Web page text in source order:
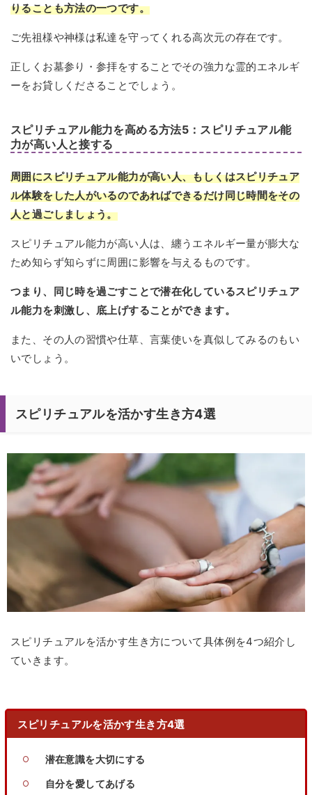
りることも方法の一つです。
ご先祖様や神様は私達を守ってくれる高次元の存在です。
正しくお墓参り・参拝をすることでその強力な霊的エネルギ
ーをお貸しくださることでしょう。
スピリチュアル能力を高める方法5：スピリチュアル能
力が高い人と接する
周囲にスピリチュアル能力が高い人、もしくはスピリチュア
ル体験をした人がいるのであればできるだけ同じ時間をその
人と過ごしましょう。
スピリチュアル能力が高い人は、纏うエネルギー量が膨大な
ため知らず知らずに周囲に影響を与えるものです。
つまり、同じ時を過ごすことで潜在化しているスピリチュア
ル能力を刺激し、底上げすることができます。
また、その人の習慣や仕草、言葉使いを真似してみるのもい
いでしょう。
スピリチュアルを活かす生き方4選
スピリチュアルを活かす生き方について具体例を4つ紹介し
ていきます。
スピリチュアルを活かす生き方4選
潜在意識を大切にする
自分を愛してあげる